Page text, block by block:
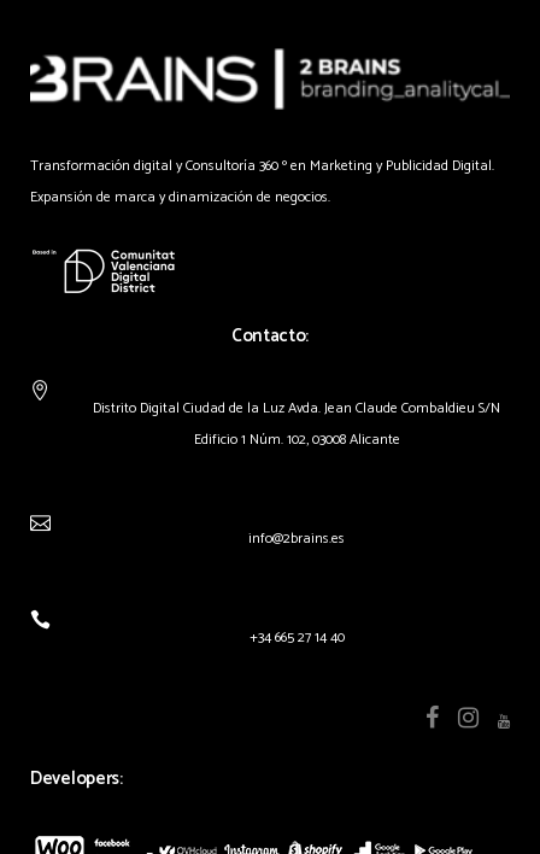
Transformación digital y Consultoría 360 º en Marketing y Publicidad Digital.
Expansión de marca y dinamización de negocios.
Contacto:
Distrito Digital Ciudad de la Luz Avda. Jean Claude Combaldieu S/N
Edificio 1 Núm. 102, 03008 Alicante
info@2brains.es
+34 665 27 14 40
Developers: